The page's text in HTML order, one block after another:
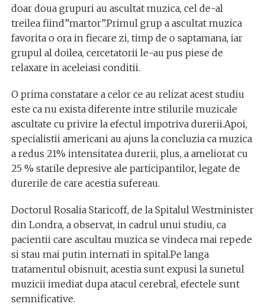
doar doua grupuri au ascultat muzica, cel de-al
treilea fiind”martor”.Primul grup a ascultat muzica
favorita o ora in fiecare zi, timp de o saptamana, iar
grupul al doilea, cercetatorii le-au pus piese de
relaxare in aceleiasi conditii.
O prima constatare a celor ce au relizat acest studiu
este ca nu exista diferente intre stilurile muzicale
ascultate cu privire la efectul impotriva durerii.Apoi,
specialistii americani au ajuns la concluzia ca muzica
a redus 21% intensitatea durerii, plus, a ameliorat cu
25 % starile depresive ale participantilor, legate de
durerile de care acestia sufereau.
Doctorul Rosalia Staricoff, de la Spitalul Westminister
din Londra, a observat, in cadrul unui studiu, ca
pacientii care ascultau muzica se vindeca mai repede
si stau mai putin internati in spital.Pe langa
tratamentul obisnuit, acestia sunt expusi la sunetul
muzicii imediat dupa atacul cerebral, efectele sunt
semnificative.